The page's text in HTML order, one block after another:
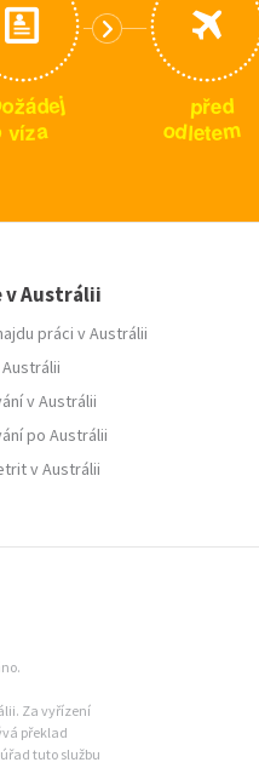
ožádej
víza
před
odletem
v Austrálii
práci v Austrálii
v Austrálii
po Austrálii
v Austrálii
Za vyřízení
překlad
tuto službu